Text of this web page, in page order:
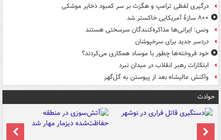
درگیری لفظی ترامپ و هگزث بر سر کمبود ذخایر موشکی
۸۰۰ سازۀ آمریکایی خاکستر شد
ونس: ایرانی‌ها مذاکره‌کنندگان سرسختی هستند
دردسر جدید برای سرخپوشان
خود فروخته‌ها چطور با موساد همکاری می‌کردند؟
ابتکارات رهبر انقلاب در میدان نبرد
واکنش عالیشاه بعد از پیوستن به گل‌گهر
حوادث